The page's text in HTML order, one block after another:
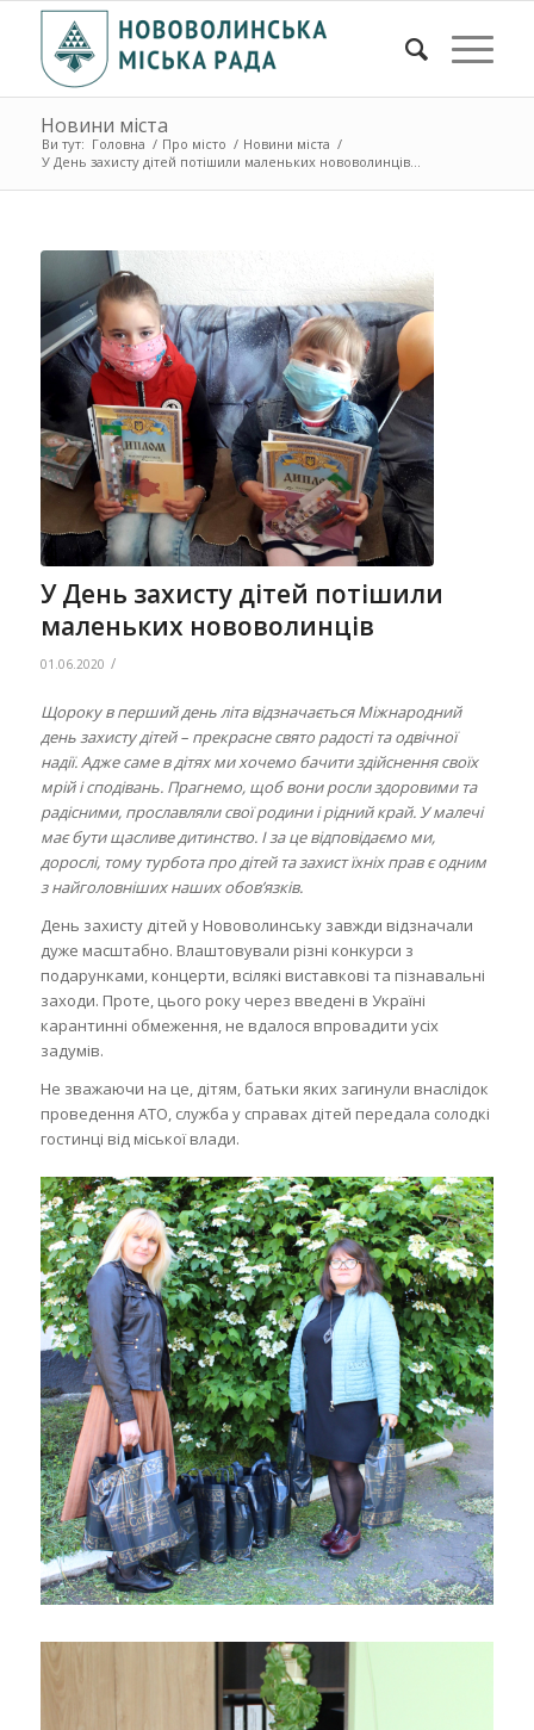
Новини міста
Ви тут: Головна / Про місто / Новини міста /
У День захисту дітей потішили маленьких нововолинців...
У День захисту дітей потішили
маленьких нововолинців
01.06.2020 /
Щороку в перший день літа відзначається Міжнародний
день захисту дітей – прекрасне свято радості та одвічної
надії. Адже саме в дітях ми хочемо бачити здійснення своїх
мрій і сподівань. Прагнемо, щоб вони росли здоровими та
радісними, прославляли свої родини і рідний край. У малечі
має бути щасливе дитинство. І за це відповідаємо ми,
дорослі, тому турбота про дітей та захист їхніх прав є одним
з найголовніших наших обов’язків.
День захисту дітей у Нововолинську завжди відзначали
дуже масштабно. Влаштовували різні конкурси з
подарунками, концерти, всілякі виставкові та пізнавальні
заходи. Проте, цього року через введені в Україні
карантинні обмеження, не вдалося впровадити усіх
задумів.
Не зважаючи на це, дітям, батьки яких загинули внаслідок
проведення АТО, служба у справах дітей передала солодкі
гостинці від міської влади.